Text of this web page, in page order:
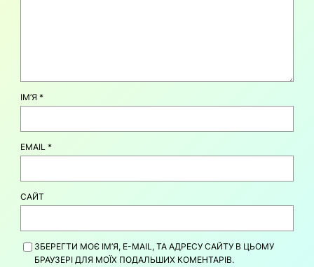
ІМ’Я *
EMAIL *
САЙТ
ЗБЕРЕГТИ МОЄ ІМ’Я, E-MAIL, ТА АДРЕСУ САЙТУ В ЦЬОМУ
БРАУЗЕРІ ДЛЯ МОЇХ ПОДАЛЬШИХ КОМЕНТАРІВ.